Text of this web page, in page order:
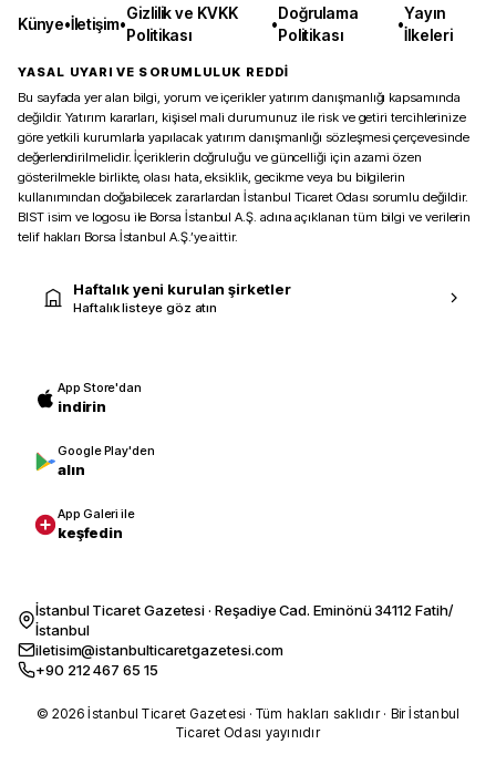
Künye•İletişim•
Gizlilik ve KVKK
Politikası
•
Doğrulama
Politikası
•
Yayın
İlkeleri
YASAL UYARI VE SORUMLULUK REDDİ
Bu sayfada yer alan bilgi, yorum ve içerikler yatırım danışmanlığı kapsamında
değildir. Yatırım kararları, kişisel mali durumunuz ile risk ve getiri tercihlerinize
göre yetkili kurumlarla yapılacak yatırım danışmanlığı sözleşmesi çerçevesinde
değerlendirilmelidir. İçeriklerin doğruluğu ve güncelliği için azami özen
gösterilmekle birlikte, olası hata, eksiklik, gecikme veya bu bilgilerin
kullanımından doğabilecek zararlardan İstanbul Ticaret Odası sorumlu değildir.
BIST isim ve logosu ile Borsa İstanbul A.Ş. adına açıklanan tüm bilgi ve verilerin
telif hakları Borsa İstanbul A.Ş.’ye aittir.
Haftalık yeni kurulan şirketler
Haftalık listeye göz atın
App Store'dan
indirin
Google Play'den
alın
App Galeri ile
keşfedin
İstanbul Ticaret Gazetesi · Reşadiye Cad. Eminönü 34112 Fatih/
İstanbul
iletisim@istanbulticaretgazetesi.com
+90 212 467 65 15
© 2026 İstanbul Ticaret Gazetesi · Tüm hakları saklıdır · Bir İstanbul
Ticaret Odası yayınıdır